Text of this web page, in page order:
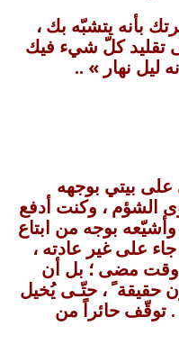
بأنه يتشبّه بك ،
تقليد كلّ شيء فيك
ليل نهار » ..
بيتي بوجهه
الشؤم ، وكنت أدفع
بوجه من ابتاع
على غير عادته ،
وقت مضى ؛ بل أن
حقيقة ً ، حتّـى يُخيل
توقّف حائراً من